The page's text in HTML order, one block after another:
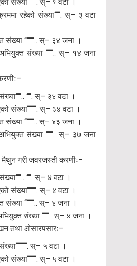
संख्या‘‘‘‘‘‘‘‘‘. स्– ९ वटा ।
रहेको संख्या‘‘‘‘‘‘. स्– ३ वटा
‘‘‘‘‘‘‘‘‘‘.. स्– ३४ जना ।
संख्या ‘‘‘‘‘‘‘.. स्– १४ जना
‘‘‘‘‘. स्– ३४ वटा ।
संख्या‘‘‘‘‘‘‘‘‘. स्– ३४ वटा ।
‘‘‘‘‘‘‘‘‘‘.. स्– ४३ जना ।
संख्या ‘‘‘‘‘‘‘.. स्– ३७ जना
गरी जवरजस्ती करणीः–
‘‘‘‘‘. स्– ४ वटा ।
संख्या‘‘‘‘‘‘‘‘‘. स्– ४ वटा ।
‘‘‘‘‘‘‘‘‘‘.. स्– ४ जना ।
संख्या ‘‘‘‘‘‘‘.. स्– ४ जना ।
तथा ओसारपसारः–
स्– ५ वटा ।
संख्या‘‘‘‘‘‘‘‘‘. स्– ५ वटा ।